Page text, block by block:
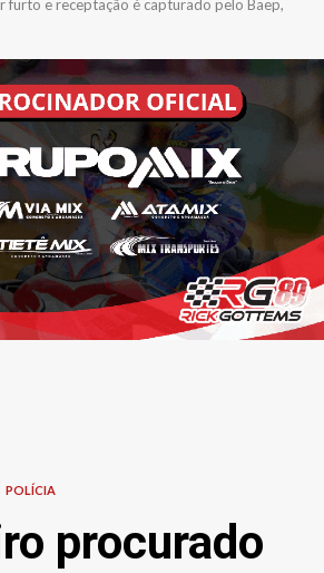
furto e receptação é capturado pelo Baep,
POLÍCIA
procurado